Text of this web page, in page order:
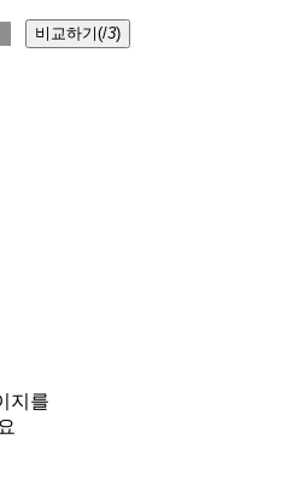
비교하기(/3)
지를